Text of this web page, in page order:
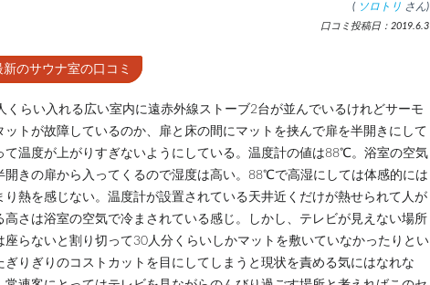
( ソロトリ さん)
口コミ投稿日：2019.6.3
新のサウナ室の口コミ
くらい入れる広い室内に遠赤外線ストーブ2台が並んでいるけれどサーモ
ットが故障しているのか、扉と床の間にマットを挟んで扉を半開きにして
て温度が上がりすぎないようにしている。温度計の値は88℃。浴室の空気
開きの扉から入ってくるので湿度は高い。88℃で高湿にしては体感的には
り熱を感じない。温度計が設置されている天井近くだけが熱せられて人が
高さは浴室の空気で冷まされている感じ。しかし、テレビが見えない場所
座らないと割り切って30人分くらいしかマットを敷いていなかったりとい
ぎりぎりのコストカットを目にしてしまうと現状を責める気にはなれな